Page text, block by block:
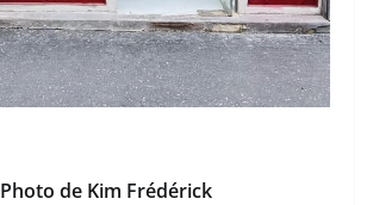
Photo de Kim Frédérick